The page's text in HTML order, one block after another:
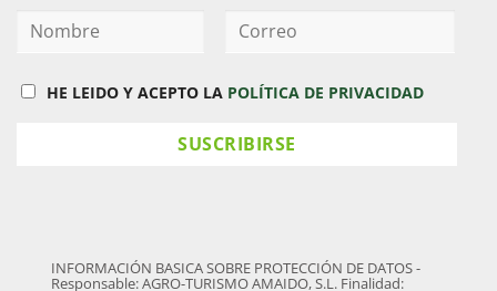
HE LEIDO Y ACEPTO LA POLÍTICA DE PRIVACIDAD
INFORMACIÓN BASICA SOBRE PROTECCIÓN DE DATOS -
Responsable: AGRO-TURISMO AMAIDO, S.L. Finalidad: